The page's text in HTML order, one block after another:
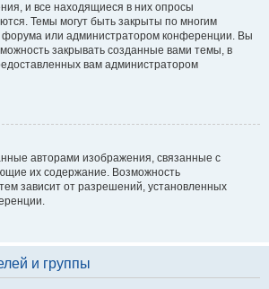
и все находящиеся в них опросы
Темы могут быть закрыты по многим
или администратором конференции. Вы
закрывать созданные вами темы, в
вам администратором
авторами изображения, связанные с
их содержание. Возможность
зависит от разрешений, установленных
и группы